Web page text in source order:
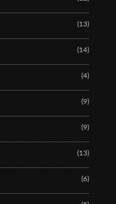
(13)
(14)
(4)
(9)
(9)
(13)
(6)